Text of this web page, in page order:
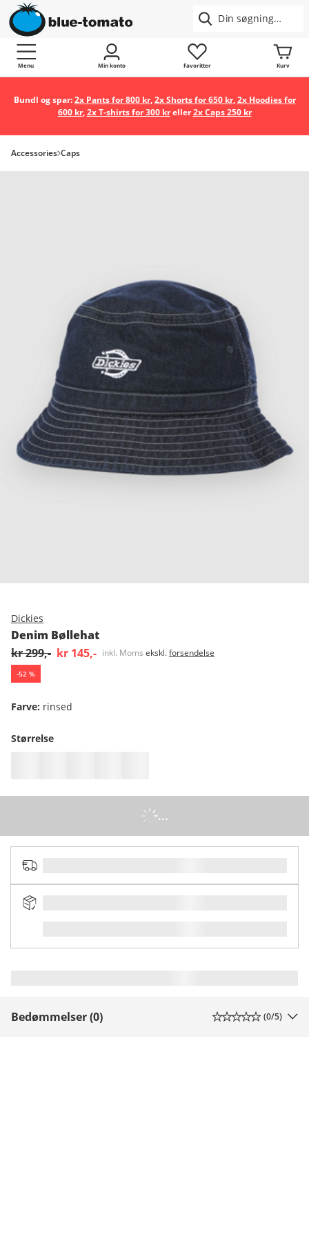
Menu Min konto Favoritter Kurv
Bundl og spar:2x Pants for 800 kr,2x Shorts for 650 kr,2x Hoodies for
600 kr,2x T-shirts for 300 kreller2x Caps 250 kr
Accessories Caps
Dickies
Denim Bøllehat
kr 299,- kr 145,- inkl. Moms ekskl.forsendelse
-52 %
Farve: rinsed
Størrelse
...
Bedømmelser (0) (0/5)